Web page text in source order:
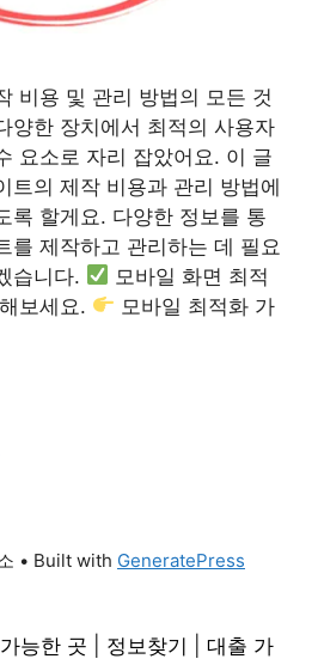
비용 및 관리 방법의 모든 것
양한 장치에서 최적의 사용자
요소로 자리 잡았어요. 이 글
트의 제작 비용과 관리 방법에
록 할게요. 다양한 정보를 통
를 제작하고 관리하는 데 필요
습니다.
모바일 화면 최적
보세요.
모바일 최적화 가
• Built with GeneratePress
능한 곳 정보찾기 대출 가